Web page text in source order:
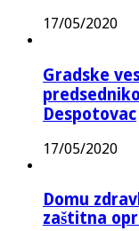
17/05/2020
Gradske
Despotovac
17/05/2020
Domu
zaštitna